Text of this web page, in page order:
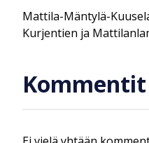
Mattila-Mäntylä-
Kurjentien ja
Kommentit